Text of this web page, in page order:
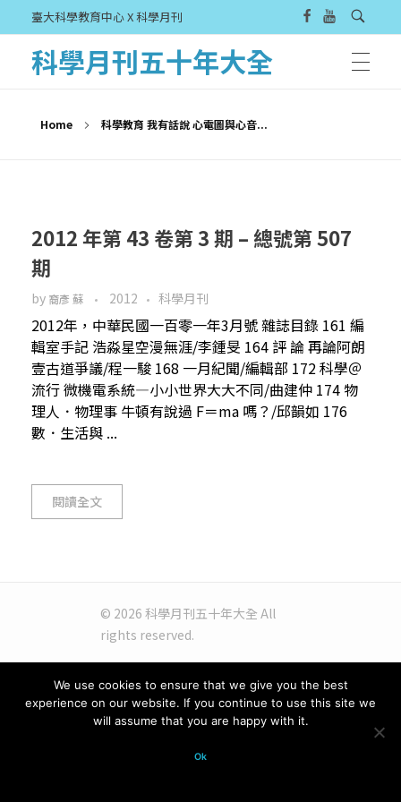
臺大科學教育中心 X 科學月刊
科學月刊五十年大全
Home 科學教育 我有話說 心電圖與心音...
2012 年第 43 卷第 3 期 – 總號第 507
期
by 裔彥 蘇 2012 科學月刊
2012年，中華民國一百零一年3月號 雜誌目錄 161 編
輯室手記 浩淼星空漫無涯/李鍾旻 164 評 論 再論阿朗
壹古道爭議/程一駿 168 一月紀聞/編輯部 172 科學＠
流行 微機電系統—小小世界大大不同/曲建仲 174 物
理人．物理事 牛頓有說過 F＝ma 嗎？/邱韻如 176
數．生活與 ...
閱讀全文
© 2026 科學月刊五十年大全 All
rights reserved.
We use cookies to ensure that we give you the best
experience on our website. If you continue to use this site we
will assume that you are happy with it.
Ok